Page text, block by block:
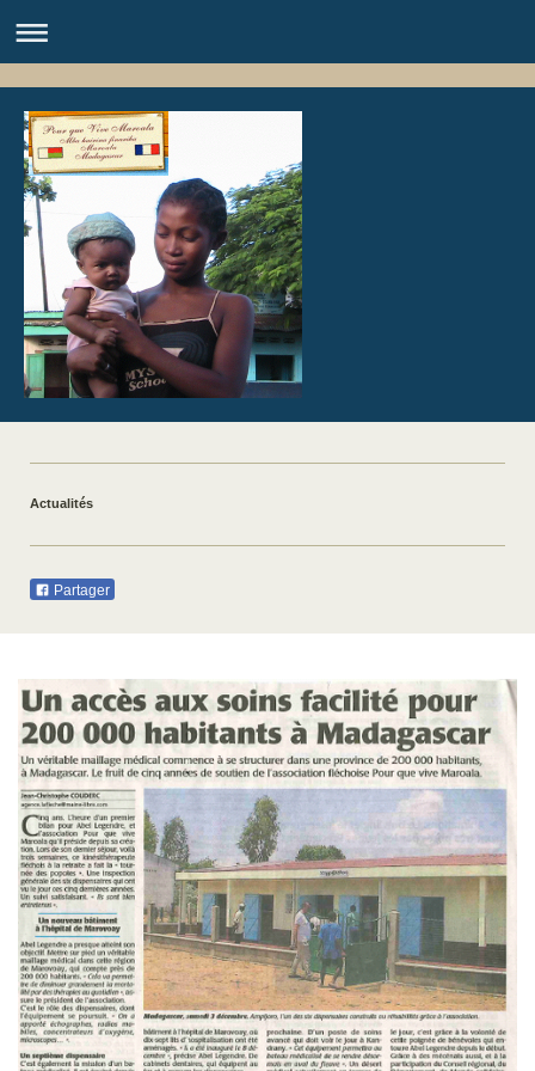
Actualités
Partager